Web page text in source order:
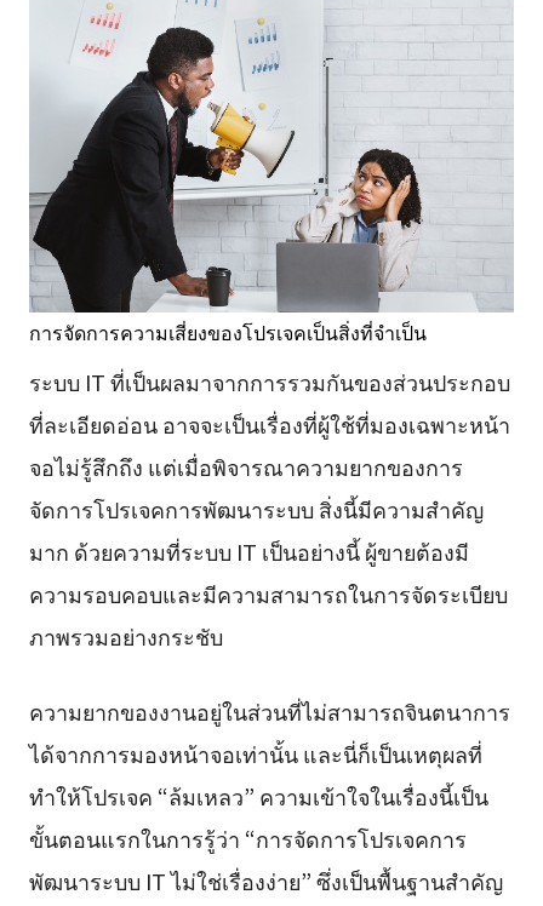
การจัดการความเสี่ยงของโปรเจคเป็นสิ่งที่จำเป็น
ระบบ IT ที่เป็นผลมาจากการรวมกันของส่วนประกอบ
ที่ละเอียดอ่อน อาจจะเป็นเรื่องที่ผู้ใช้ที่มองเฉพาะหน้า
จอไม่รู้สึกถึง แต่เมื่อพิจารณาความยากของการ
จัดการโปรเจคการพัฒนาระบบ สิ่งนี้มีความสำคัญ
มาก ด้วยความที่ระบบ IT เป็นอย่างนี้ ผู้ขายต้องมี
ความรอบคอบและมีความสามารถในการจัดระเบียบ
ภาพรวมอย่างกระชับ
ความยากของงานอยู่ในส่วนที่ไม่สามารถจินตนาการ
ได้จากการมองหน้าจอเท่านั้น และนี่ก็เป็นเหตุผลที่
ทำให้โปรเจค “ล้มเหลว” ความเข้าใจในเรื่องนี้เป็น
ขั้นตอนแรกในการรู้ว่า “การจัดการโปรเจคการ
พัฒนาระบบ IT ไม่ใช่เรื่องง่าย” ซึ่งเป็นพื้นฐานสำคัญ